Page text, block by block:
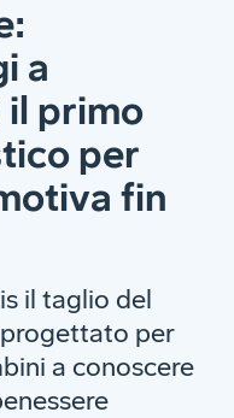
a
primo
per
fin
il taglio del
per
a conoscere